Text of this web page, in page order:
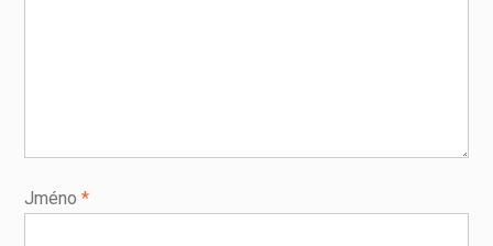
Jméno *